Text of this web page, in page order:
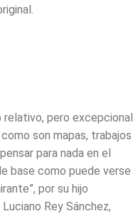
pero excepcional
son mapas, trabajos
para nada en el
base como puede verse
por su hijo
Rey Sánchez,